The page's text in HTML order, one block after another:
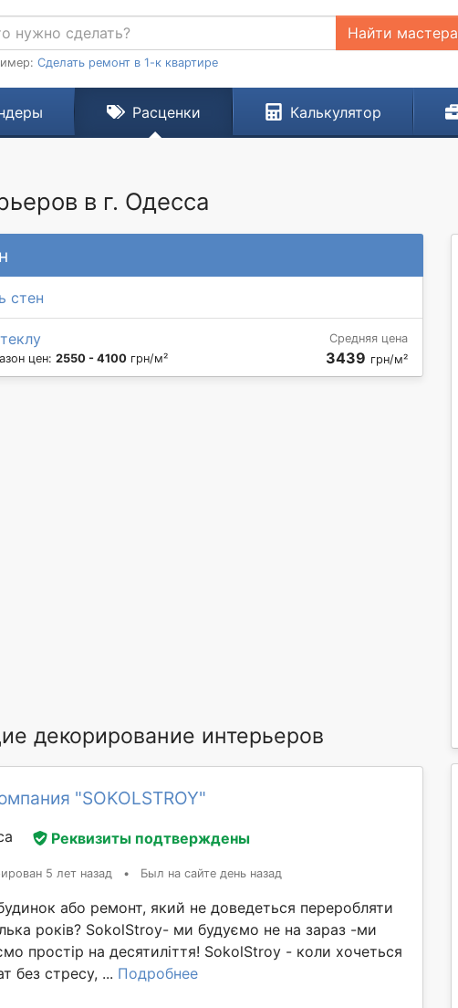
Найти мастера
Сделать ремонт в 1-к квартире
Расценки Калькулятор
в г. Одесса
стен
цен: 2550 - 4100 грн/м²
Средняя цена
3439 грн/м²
декорирование интерьеров
"SOKOLSTROY"
Реквизиты подтверждены
5 лет назад • Был на сайте день назад
або ремонт, який не доведеться переробляти
років? SokolStroy- ми будуємо не на зараз -ми
простір на десятиліття! SokolStroy - коли хочеться
без стресу, ... Подробнее